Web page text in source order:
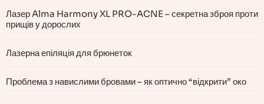
Лазер Alma Harmony XL PRO-ACNE – секретна зброя проти
прищів у дорослих
Лазерна епіляція для брюнеток
Проблема з навислими бровами – як оптично “відкрити” око